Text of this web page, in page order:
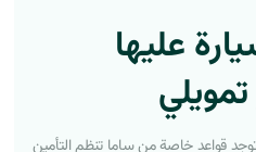
عليها
توجد قواعد خاصة من ساما تنظم التأمين